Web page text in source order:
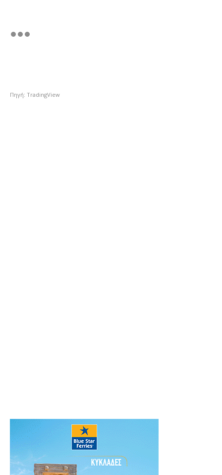
Πηγή: TradingView